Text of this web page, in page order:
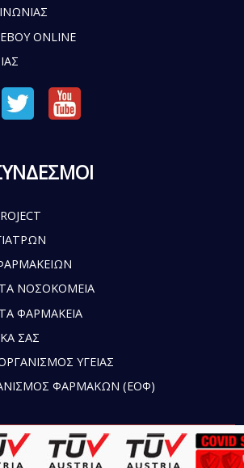
ONLINE
ΝΟΣΟΚΟΜΕΙΑ
ΦΑΡΜΑΚΕΙΑ
ΣΑΣ
ΥΓΕΙΑΣ
ΦΑΡΜΑΚΩΝ (ΕΟΦ)